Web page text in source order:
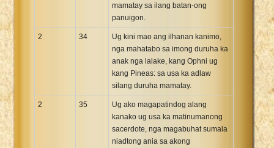
mamatay sa ilang batan-ong
panuigon.
2 34
Ug kini mao ang ilhanan kanimo,
nga mahatabo sa imong duruha ka
anak nga lalake, kang Ophni ug
kang Pineas: sa usa ka adlaw
silang duruha mamatay.
2 35
Ug ako magapatindog alang
kanako ug usa ka matinumanong
sacerdote, nga magabuhat sumala
niadtong ania sa akong